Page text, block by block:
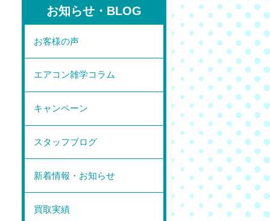
お知らせ・BLOG
お客様の声
エアコン雑学コラム
キャンペーン
スタッフブログ
新着情報・お知らせ
買取実績